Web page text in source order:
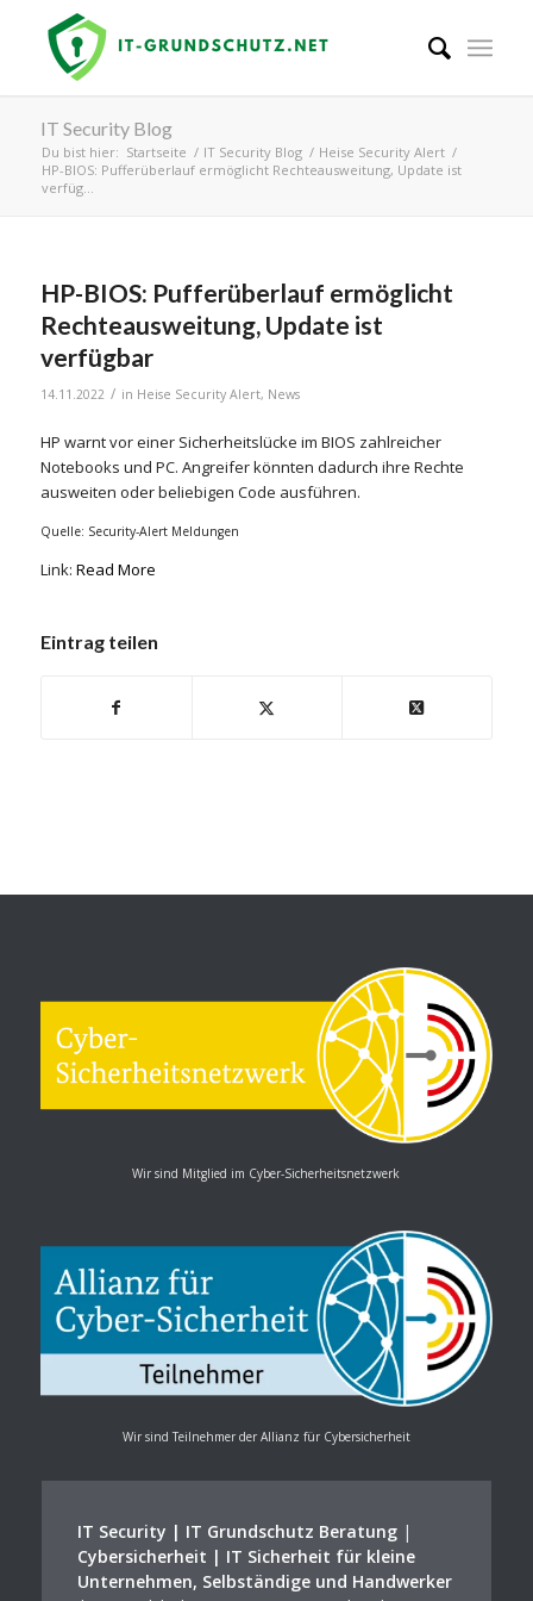
IT Security Blog
Du bist hier: Startseite / IT Security Blog / Heise Security Alert /
HP-BIOS: Pufferüberlauf ermöglicht Rechteausweitung, Update ist
verfüg...
HP-BIOS: Pufferüberlauf ermöglicht
Rechteausweitung, Update ist
verfügbar
14.11.2022 / in Heise Security Alert, News
HP warnt vor einer Sicherheitslücke im BIOS zahlreicher
Notebooks und PC. Angreifer könnten dadurch ihre Rechte
ausweiten oder beliebigen Code ausführen.
Quelle: Security-Alert Meldungen
Link: Read More
Eintrag teilen
Wir sind Mitglied im Cyber-Sicherheitsnetzwerk
Wir sind Teilnehmer der Allianz für Cybersicherheit
IT Security | IT Grundschutz Beratung|
Cybersicherheit | IT Sicherheit für kleine
Unternehmen, Selbständige und Handwerker